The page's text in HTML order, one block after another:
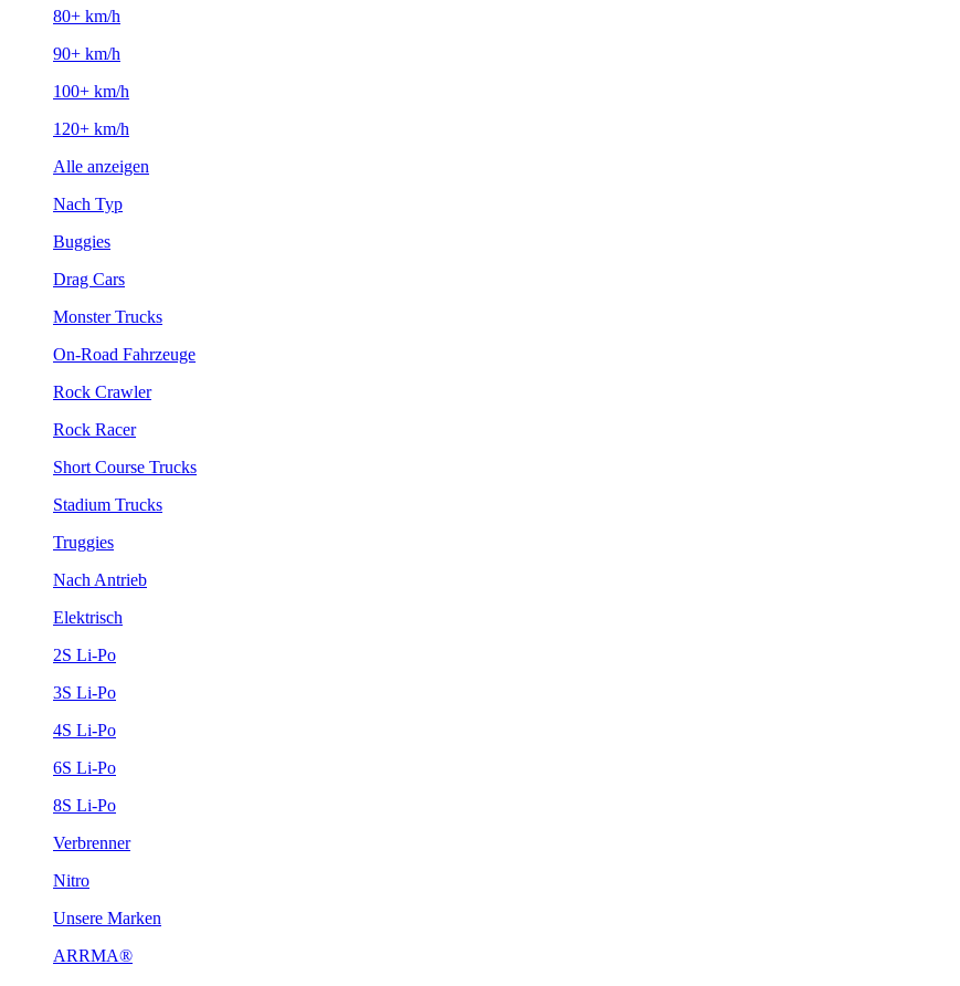
80+ km/h
90+ km/h
100+ km/h
120+ km/h
Alle anzeigen
Nach Typ
Buggies
Drag Cars
Monster Trucks
On-Road Fahrzeuge
Rock Crawler
Rock Racer
Short Course Trucks
Stadium Trucks
Truggies
Nach Antrieb
Elektrisch
2S Li-Po
3S Li-Po
4S Li-Po
6S Li-Po
8S Li-Po
Verbrenner
Nitro
Unsere Marken
ARRMA®